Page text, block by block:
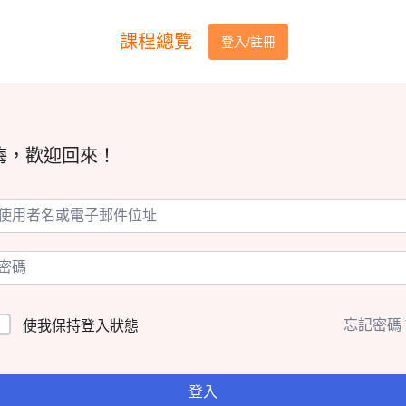
課程總覽 登入/註冊
，歡迎回來！
使我保持登入狀態 忘記密碼
登入